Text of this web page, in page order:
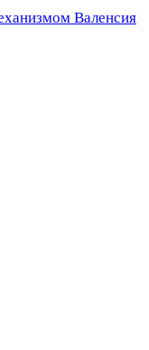
Валенсия